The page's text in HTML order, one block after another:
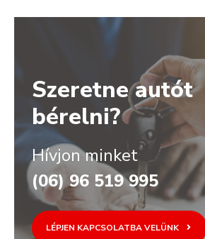
Szeretne autót
bérelni?
Hívjon minket
(06) 96 519 995
LÉPJEN KAPCSOLATBA VELÜNK